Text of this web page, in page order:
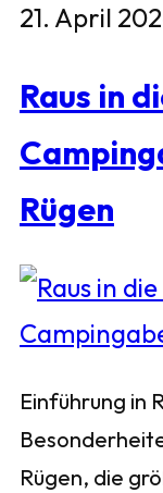
21. April
Raus in
Rügen
Einführung in
Rügen, die